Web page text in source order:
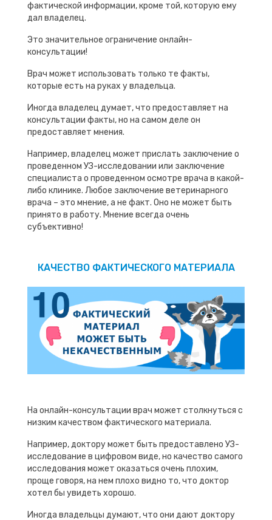
фактической информации, кроме той, которую ему
дал владелец.
Это значительное ограничение онлайн-
консультации!
Врач может использовать только те факты,
которые есть на руках у владельца.
Иногда владелец думает, что предоставляет на
консультации факты, но на самом деле он
предоставляет мнения.
Например, владелец может прислать заключение о
проведенном УЗ-исследовании или заключение
специалиста о проведенном осмотре врача в какой-
либо клинике. Любое заключение ветеринарного
врача – это мнение, а не факт. Оно не может быть
принято в работу. Мнение всегда очень
субъективно!
КАЧЕСТВО ФАКТИЧЕСКОГО МАТЕРИАЛА
На онлайн-консультации врач может столкнуться с
низким качеством фактического материала.
Например, доктору может быть предоставлено УЗ-
исследование в цифровом виде, но качество самого
исследования может оказаться очень плохим,
проще говоря, на нем плохо видно то, что доктор
хотел бы увидеть хорошо.
Иногда владельцы думают, что они дают доктору